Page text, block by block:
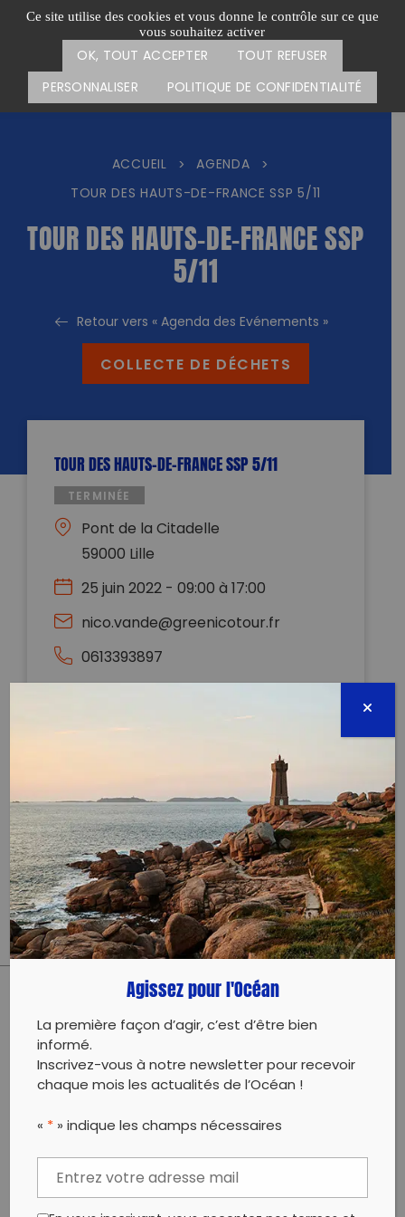
Ce site utilise des cookies et vous donne le contrôle sur ce que
vous souhaitez activer
OK, TOUT ACCEPTER
TOUT REFUSER
PERSONNALISER
POLITIQUE DE CONFIDENTIALITÉ
Passer
Menu
CARTE DES ACTIONS FAIRE UN DON
ACCUEIL > AGENDA
>
TOUR DES HAUTS-DE-FRANCE SSP 5/11
TOUR DES HAUTS-DE-FRANCE SSP
5/11
Retour vers « Agenda des Evénements »
COLLECTE DE DÉCHETS
TOUR DES HAUTS-DE-FRANCE SSP 5/11
TERMINÉE
Pont de la Citadelle
59000 Lille
25 juin 2022 - 09:00 à 17:00
nico.vande@greenicotour.fr
0613393897
5 ème opération de notre Tour des Hauts-de-
France.
Évènement qui aura une grosse ampleur et qui aura
certainement lieu du mercredi 22.06 jusqu’au
dimanche 26.06.
PARTAGER CET ARTICLE:
Twitterun ami
Copy to clipboard
Agissez pour l'Océan
La première façon d’agir, c’est d’être bien
informé.
Inscrivez-vous à notre newsletter pour recevoir
chaque mois les actualités de l’Océan !
« * » indique les champs nécessaires